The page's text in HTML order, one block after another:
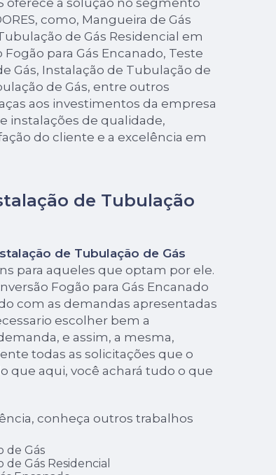
oferece a solução no segmento
como, Mangueira de Gás
de Gás Residencial em
para Gás Encanado, Teste
Gás, Instalação de Tubulação de
de Gás, entre outros
aos investimentos da empresa
instalações de qualidade,
do cliente e a excelência em
de Tubulação
de Tubulação de Gás
para aqueles que optam por ele.
Fogão para Gás Encanado
com as demandas apresentadas
escolher bem a
e assim, a mesma,
todas as solicitações que o
que aqui, você achará tudo o que
conheça outros trabalhos
de Gás
Gás Residencial